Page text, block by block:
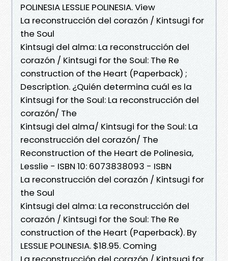
POLINESIA LESSLIE POLINESIA. View
La reconstrucción del corazón / Kintsugi for
the Soul
Kintsugi del alma: La reconstrucción del
corazón / Kintsugi for the Soul: The Re
construction of the Heart (Paperback) ;
Description. ¿Quién determina cuál es la
Kintsugi for the Soul: La reconstrucción del
corazón/ The
Kintsugi del alma/ Kintsugi for the Soul: La
reconstrucción del corazón/ The
Reconstruction of the Heart de Polinesia,
Lesslie - ISBN 10: 6073838093 - ISBN
La reconstrucción del corazón / Kintsugi for
the Soul
Kintsugi del alma: La reconstrucción del
corazón / Kintsugi for the Soul: The Re
construction of the Heart (Paperback). By
LESSLIE POLINESIA. $18.95. Coming